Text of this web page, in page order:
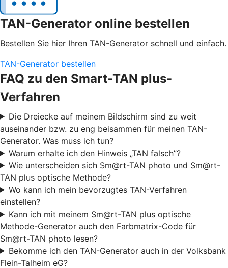
TAN-Generator online bestellen
Bestellen Sie hier Ihren TAN-Generator schnell und einfach.
TAN-Generator bestellen
FAQ zu den Smart-TAN plus-
Verfahren
Die Dreiecke auf meinem Bildschirm sind zu weit
auseinander bzw. zu eng beisammen für meinen TAN-
Generator. Was muss ich tun?
Warum erhalte ich den Hinweis „TAN falsch”?
Wie unterscheiden sich Sm@rt-TAN photo und Sm@rt-
TAN plus optische Methode?
Wo kann ich mein bevorzugtes TAN-Verfahren
einstellen?
Kann ich mit meinem Sm@rt-TAN plus optische
Methode-Generator auch den Farbmatrix-Code für
Sm@rt-TAN photo lesen?
Bekomme ich den TAN-Generator auch in der Volksbank
Flein-Talheim eG?